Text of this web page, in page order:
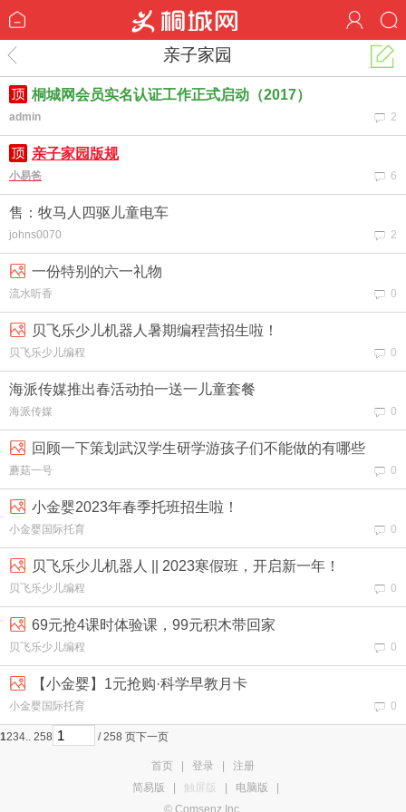
亲子家园
2
桐城网会员实名认证工作正式启动（2017）
admin
6
亲子家园版规
小易爸
2
售：牧马人四驱儿童电车
johns0070
0
一份特别的六一礼物
流水听香
0
贝飞乐少儿机器人暑期编程营招生啦！
贝飞乐少儿编程
0
海派传媒推出春活动拍一送一儿童套餐
海派传媒
0
回顾一下策划武汉学生研学游孩子们不能做的有哪些
蘑菇一号
0
小金婴2023年春季托班招生啦！
小金婴国际托育
0
贝飞乐少儿机器人 || 2023寒假班，开启新一年！
贝飞乐少儿编程
0
69元抢4课时体验课，99元积木带回家
贝飞乐少儿编程
0
【小金婴】1元抢购·科学早教月卡
小金婴国际托育
1234.. 258 / 258 页下一页
首页 登录
注册
简易版
触屏版 电脑版
© Comsenz Inc.